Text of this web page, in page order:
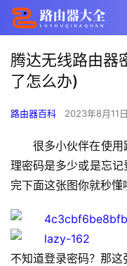
腾达无线路由器
了怎么办)
路由器百科 2023年8月11
很多小伙伴在使
理密码是多少或是忘
完下面这张图你就秒懂
不知道登录密码？那这